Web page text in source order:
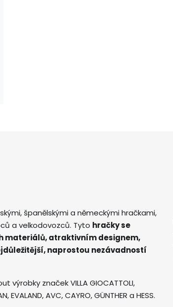
španělskými a německými hračkami,
a velkodovozců. Tyto hračky se
materiálů, atraktivním designem,
naprostou nezávadností
značek VILLA GIOCATTOLI,
EVALAND, AVC, CAYRO, GÜNTHER a HESS.